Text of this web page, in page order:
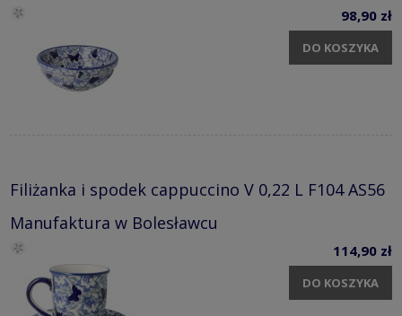
98,90 zł
DO KOSZYKA
Filiżanka i spodek cappuccino V 0,22 L F104 AS56
Manufaktura w Bolesławcu
114,90 zł
DO KOSZYKA